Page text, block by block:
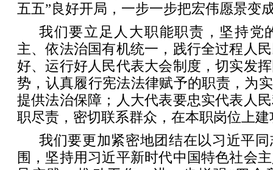
五五”良好开局，一步一步把宏伟愿景变
我们要立足人大职能职责，坚持党
主、依法治国有机统一，践行全过程人
好、运行好人民代表大会制度，切实发
势，认真履行宪法法律赋予的职责，为
提供法治保障；人大代表要忠实代表人
职尽责，密切联系群众，在本职岗位上
我们要更加紧密地团结在以习近平
围，坚持用习近平新时代中国特色社会